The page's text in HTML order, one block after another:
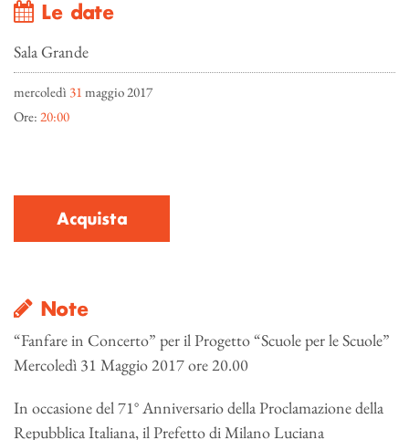
Le date
Sala Grande
mercoledì 31 maggio 2017
Ore: 20:00
Acquista
Note
“Fanfare in Concerto” per il Progetto “Scuole per le Scuole”
Mercoledì 31 Maggio 2017 ore 20.00
In occasione del 71° Anniversario della Proclamazione della
Repubblica Italiana, il Prefetto di Milano Luciana